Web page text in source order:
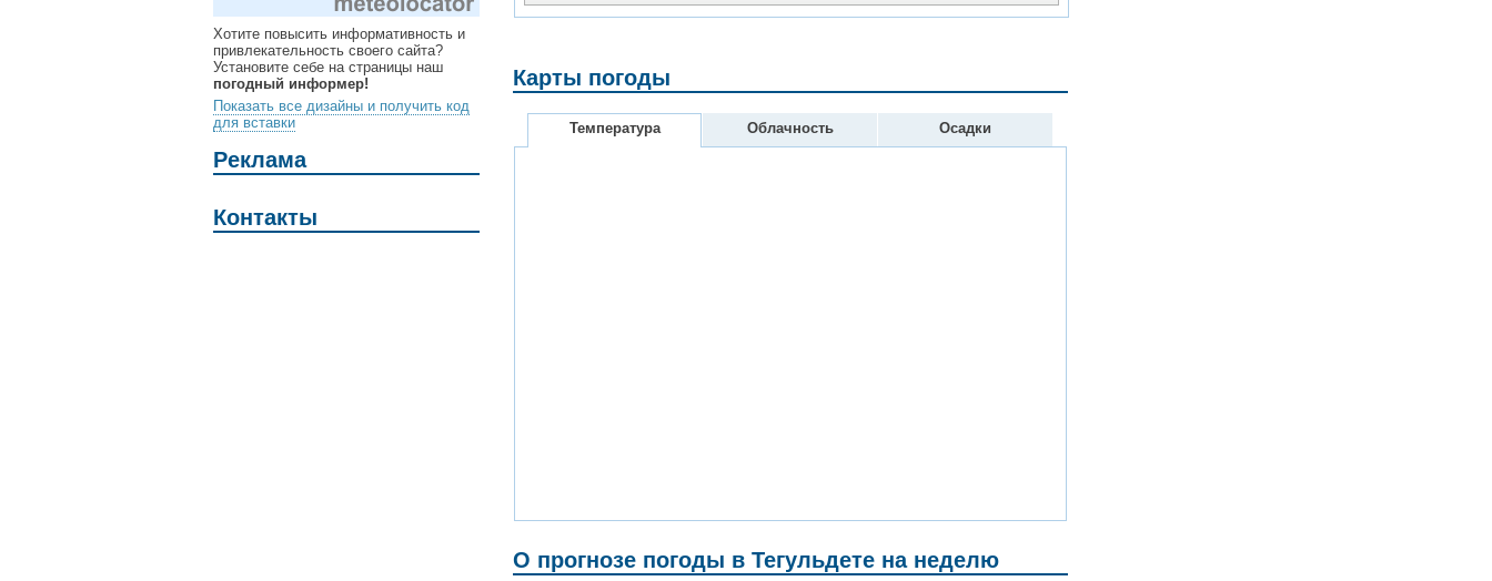
Хотите повысить информативность и
привлекательность своего сайта?
Установите себе на страницы наш
погодный информер!
Показать все дизайны и получить код
для вставки
Реклама
Контакты
Карты погоды
Температура Облачность Осадки
О прогнозе погоды в Тегульдете на неделю